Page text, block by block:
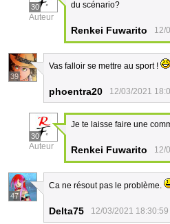
30
Auteur
du scénario?
Renkei Fuwarito 12/
39
Vas falloir se mettre au sport !
phoentra20 12/03/2021
30
Auteur
Je te laisse faire une
Renkei Fuwarito 12/
47
Ca ne résout pas le problème.
Delta75 12/03/2021 18:30:59